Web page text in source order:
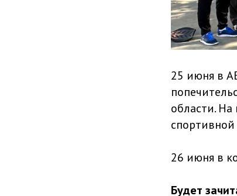
25 июня в
области.
26 июня в
Будет